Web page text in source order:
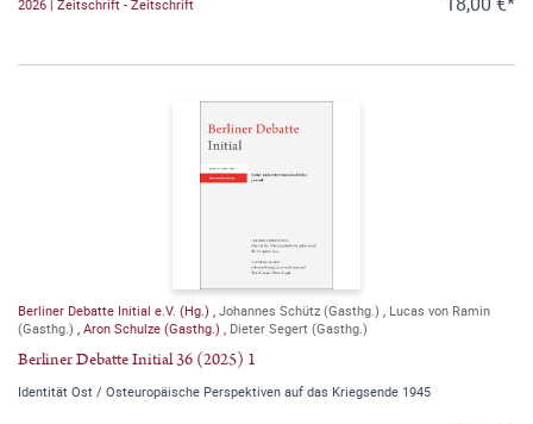
2026 | Zeitschrift - Zeitschrift
Berliner Debatte Initial e.V. (Hg.) , Johannes Schütz (Gasthg.) , Lucas von Ramin
(Gasthg.) , Aron Schulze (Gasthg.) , Dieter Segert (Gasthg.)
Berliner Debatte Initial 36 (2025) 1
Identität Ost / Osteuropäische Perspektiven auf das Kriegsende 1945